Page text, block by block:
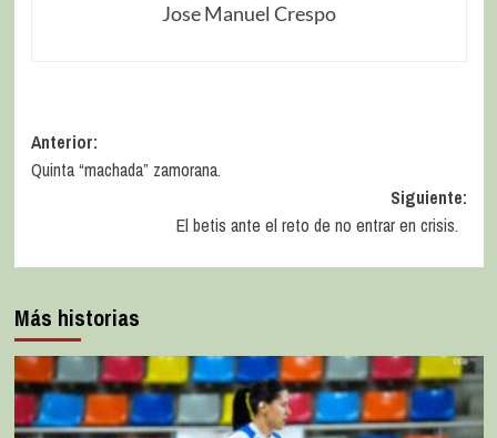
Jose Manuel Crespo
Anterior:
Quinta “machada” zamorana.
Siguiente:
El betis ante el reto de no entrar en crisis.
Más historias